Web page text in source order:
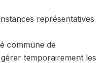
représentatives
commune de
temporairement les